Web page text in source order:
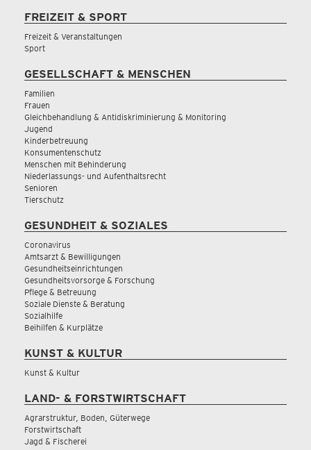
FREIZEIT & SPORT
Freizeit & Veranstaltungen
Sport
GESELLSCHAFT & MENSCHEN
Familien
Frauen
Gleichbehandlung & Antidiskriminierung & Monitoring
Jugend
Kinderbetreuung
Konsumentenschutz
Menschen mit Behinderung
Niederlassungs- und Aufenthaltsrecht
Senioren
Tierschutz
GESUNDHEIT & SOZIALES
Coronavirus
Amtsarzt & Bewilligungen
Gesundheitseinrichtungen
Gesundheitsvorsorge & Forschung
Pflege & Betreuung
Soziale Dienste & Beratung
Sozialhilfe
Beihilfen & Kurplätze
KUNST & KULTUR
Kunst & Kultur
LAND- & FORSTWIRTSCHAFT
Agrarstruktur, Boden, Güterwege
Forstwirtschaft
Jagd & Fischerei